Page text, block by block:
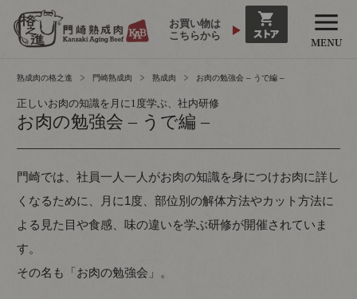
お買い物は
こちらから
熟成肉の格之進 門崎熟成肉 熟成肉 お肉の勉強会 – うで編 –
正しいお肉の知識を月に1度学ぶ、社内研修
お肉の勉強会 – うで編 –
門崎では、社員一人一人がお肉の知識を身につけお肉に詳し
くなるために、月に1度、部位別の解体方法やカット方法に
よる見た目や食感、味の違いを学ぶ研修が開催されていま
す。
その名も「お肉の勉強会」。